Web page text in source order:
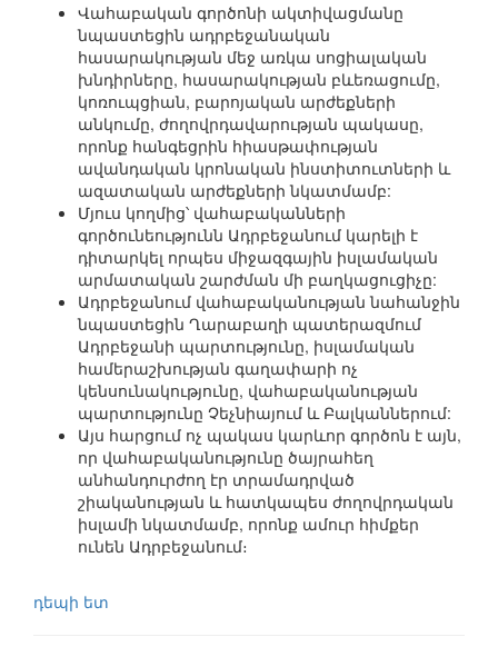
Վահաբական գործոնի ակտիվացմանը
նպաստեցին ադրբեջանական
հասարակության մեջ առկա սոցիալական
խնդիրները, հասարակության բևեռացումը,
կոռուպցիան, բարոյական արժեքների
անկումը, ժողովրդավարության պակասը,
որոնք հանգեցրին հիասթափության
ավանդական կրոնական ինստիտուտների և
ազատական արժեքների նկատմամբ:
Մյուս կողմից՝ վահաբականների
գործունեությունն Ադրբեջանում կարելի է
դիտարկել որպես միջազգային իսլամական
արմատական շարժման մի բաղկացուցիչը:
Ադրբեջանում վահաբականության նահանջին
նպաստեցին Ղարաբաղի պատերազմում
Ադրբեջանի պարտությունը, իսլամական
համերաշխության գաղափարի ոչ
կենսունակությունը, վահաբականության
պարտությունը Չեչնիայում և Բալկաններում:
Այս հարցում ոչ պակաս կարևոր գործոն է այն,
որ վահաբականությունը ծայրահեղ
անհանդուրժող էր տրամադրված
շիականության և հատկապես ժողովրդական
իսլամի նկատմամբ, որոնք ամուր հիմքեր
ունեն Ադրբեջանում։
դեպի ետ